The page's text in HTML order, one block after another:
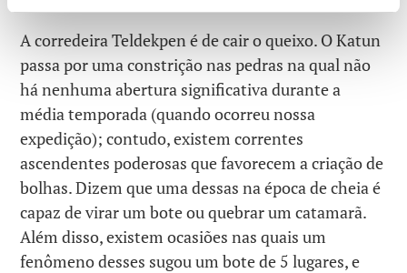
A corredeira Teldekpen é de cair o queixo. O Katun
passa por uma constrição nas pedras na qual não
há nenhuma abertura significativa durante a
média temporada (quando ocorreu nossa
expedição); contudo, existem correntes
ascendentes poderosas que favorecem a criação de
bolhas. Dizem que uma dessas na época de cheia é
capaz de virar um bote ou quebrar um catamarã.
Além disso, existem ocasiões nas quais um
fenômeno desses sugou um bote de 5 lugares, e